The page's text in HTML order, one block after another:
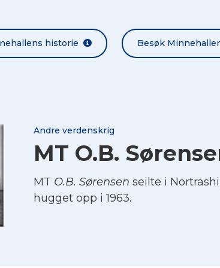
historie Besøk
Andre verdenskrig
MT O.B.
MT O.B. Sørensen seilte i
hugget opp i 1963.